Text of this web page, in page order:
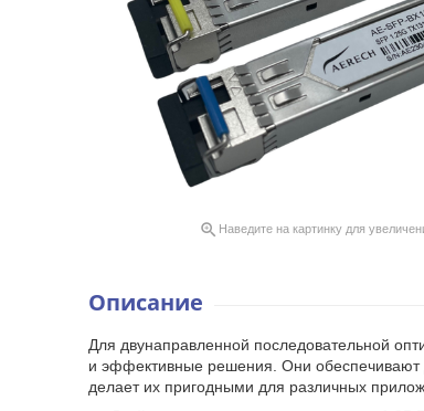
 Наведите на картинку для
Описание
Для двунаправленной последовательной
и эффективные решения. Они обеспечивают
делает их пригодными для различных